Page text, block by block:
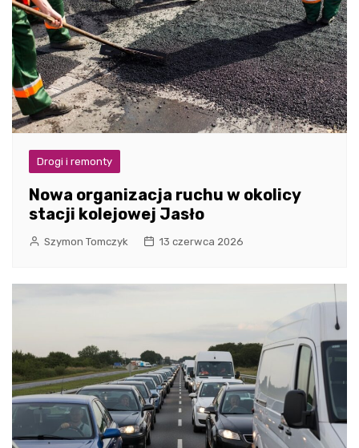
Drogi i remonty
Nowa organizacja ruchu w okolicy
stacji kolejowej Jasło
Szymon Tomczyk 13 czerwca 2026